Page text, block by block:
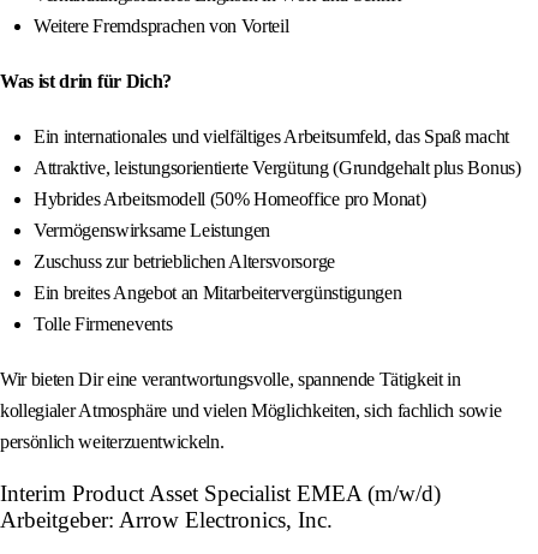
Weitere Fremdsprachen von Vorteil
Was ist drin für Dich?
Ein internationales und vielfältiges Arbeitsumfeld, das Spaß macht
Attraktive, leistungsorientierte Vergütung (Grundgehalt plus Bonus)
Hybrides Arbeitsmodell (50% Homeoffice pro Monat)
Vermögenswirksame Leistungen
Zuschuss zur betrieblichen Altersvorsorge
Ein breites Angebot an Mitarbeitervergünstigungen
Tolle Firmenevents
Wir bieten Dir eine verantwortungsvolle, spannende Tätigkeit in
kollegialer Atmosphäre und vielen Möglichkeiten, sich fachlich sowie
persönlich weiterzuentwickeln.
Interim Product Asset Specialist EMEA (m/w/d)
Arbeitgeber: Arrow Electronics, Inc.